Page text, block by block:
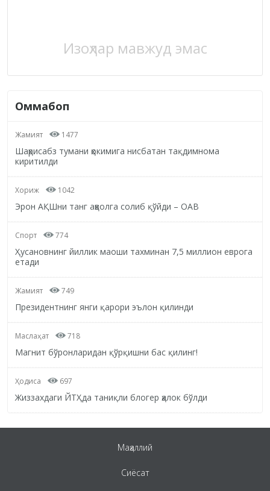
Изоҳлар мавжуд эмас
Оммабоп
Жамият 1477
Шаҳрисабз тумани ҳокимига нисбатан тақдимнома
киритилди
Хориж 1042
Эрон АҚШни танг аҳволга солиб қўйди – ОАВ
Спорт 774
Ҳусановнинг йиллик маоши тахминан 7,5 миллион еврога
етади
Жамият 749
Президентнинг янги қарори эълон қилинди
Маслаҳат 718
Магнит бўронларидан қўрқишни бас қилинг!
Ҳодиса 697
Жиззахдаги ЙТҲда таниқли блогер ҳалок бўлди
Маҳаллий
Сиёсат